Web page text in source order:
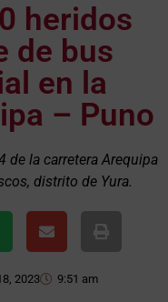
heridos
de bus
en la
– Puno
de la carretera Arequipa
distrito de Yura.
2023 9:51 am